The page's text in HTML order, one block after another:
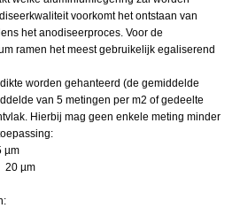
voorkomt het ontstaan van
het anodiseerproces. Voor de
ramen het meest gebruikelijk egaliserend
worden gehanteerd (de gemiddelde
van 5 metingen per m2 of gedeelte
Hierbij mag geen enkele meting minder
µm
µm